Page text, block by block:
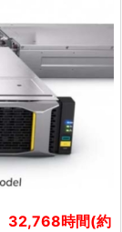
32,768時間(約